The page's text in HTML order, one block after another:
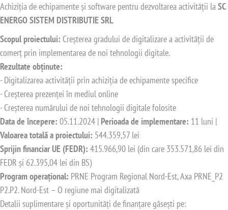
Achiziția de echipamente și software pentru dezvoltarea activității laSC
ENERGO SISTEM DISTRIBUTIE SRL
Scopul proiectului: Creșterea gradului de digitalizare a activității de
comerț prin implementarea de noi tehnologii digitale.
Rezultate obținute:
- Digitalizarea activității prin achiziția de echipamente specifice
- Creșterea prezenței în mediul online
- Creșterea numărului de noi tehnologii digitale folosite
Data de începere: 05.11.2024 | Perioada de implementare: 11 luni |
Valoarea totală a proiectului: 544.359,57 lei
Sprijin financiar UE (FEDR): 415.966,90 lei (din care 353.571,86 lei din
FEDR și 62.395,04 lei din BS)
Program operațional: PRNE Program Regional Nord-Est, Axa PRNE_P2
P2.P2. Nord-Est – O regiune mai digitalizată
Detalii suplimentare și oportunități de finanțare găsești pe: